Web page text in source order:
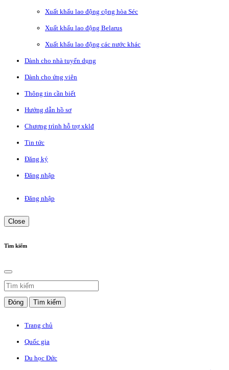
Xuất khẩu lao động cộng hòa Séc
Xuất khẩu lao động Belarus
Xuất khẩu lao động các nước khác
Dành cho nhà tuyển dụng
Dành cho ứng viên
Thông tin cần biết
Hướng dẫn hồ sơ
Chương trình hỗ trợ xklđ
Tin tức
Đăng ký
Đăng nhập
Đăng nhập
Close
Tìm kiếm
Đóng Tìm kiếm
Trang chủ
Quốc gia
Du học Đức